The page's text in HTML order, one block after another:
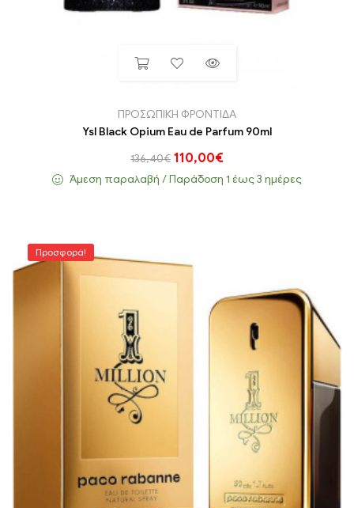
ΠΡΟΣΩΠΙΚΗ ΦΡΟΝΤΙΔΑ
Ysl Black Opium Eau de Parfum 90ml
136,40€ 110,00€
Άμεση παραλαβή / Παράδoση 1 έως 3 ημέρες
Προσφορά!